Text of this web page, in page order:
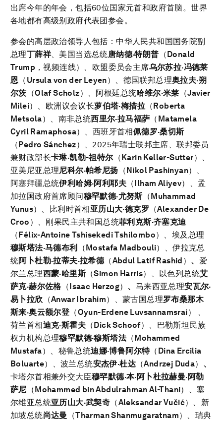
出席今年的年会，包括60位国家元首和政府首脑。世界
各地都有高级别政府代表团参会。
参会的高层政治领导人包括：中华人民共和国国务院副
总理丁薛祥、美国当选总统唐纳德·特朗普 （Donald
Trump ，视频连线）、欧盟委员会主席乌尔苏拉·冯德莱
恩 （ Ursula von der Leyen）、德国联邦总理奥拉夫·朔
尔茨 （Olaf Scholz）、阿根廷总统哈维尔·米莱 （Javier
Milei）、欧洲议会议长萝伯塔·梅措拉 （Roberta
Metsola）、南非总统西里尔·拉马福萨 （ Matamela
Cyril Ramaphosa）、西班牙首相佩德罗·桑切斯
（Pedro Sánchez）、2025年瑞士联邦主席、联邦委员
兼财政部长卡琳·凯勒-祖特尔（Karin Keller-Sutter）、
亚美尼亚总理尼科尔·帕希尼扬 （Nikol Pashinyan）、
阿塞拜疆总统伊利哈姆·阿利耶夫 （Ilham Aliyev）、孟
加拉国政府首席顾问穆罕默德·尤努斯（Muhammad
Yunus）、比利时首相亚历山大·德克罗 （Alexander De
Croo ）、刚果民主共和国总统菲利克斯·齐塞克迪
（Félix-Antoine Tshisekedi Tshilombo）、埃及总理
穆斯塔法·马德布利
（Mostafa Madbouli）、伊拉克总
统阿卜杜勒·拉蒂夫·拉希德（Abdul Latif Rashid ） 、 爱
尔兰总理西蒙·哈里斯（Simon Harris）、以色列总统艾
萨克·赫尔佐格（Isaac Herzog） 、 马来西亚总理安瓦尔·
易卜拉欣 （Anwar Ibrahim）、蒙古国总理罗布桑那木
斯来·奥云额尔登 （Oyun-Erdene Luvsannamsrai） 、
荷兰首相迪克·斯霍夫 （Dick Schoof）、巴勒斯坦民族
权力机构总理穆罕默德·穆斯塔法（Mohammed
Mustafa）、秘鲁总统迪娜·博鲁阿尔特（ Dina Ercilia
Boluarte）、波兰总统安杰伊·杜达 （Andrzej Duda） 、
卡塔尔首相兼外交大臣穆罕默德·本·阿卜杜拉赫曼·阿勒
萨尼 （Mohammed bin Abdulrahman Al-Thani）、塞
尔维亚总统亚历山大·武契奇 （Aleksandar Vučić）、新
加坡总统尚达曼 （Tharman Shanmugaratnam）、瑞典